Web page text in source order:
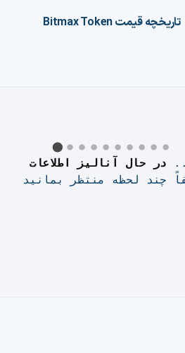
تاریخچه قیمتBitmax Token
در حال آنالیز اطلاعات
چند لحظه منتظر بمانید